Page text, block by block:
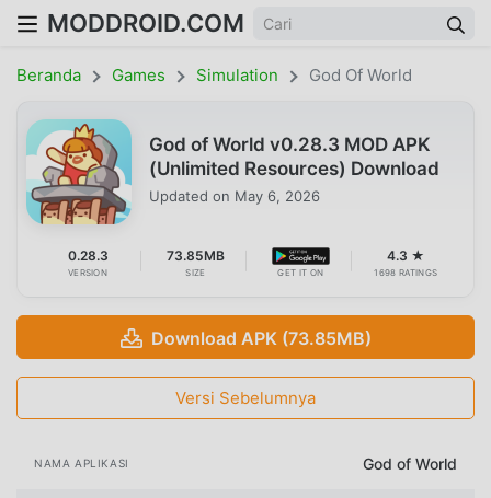
MODDROID.COM
Beranda Games Simulation God Of World
God of World v0.28.3 MOD APK
(Unlimited Resources) Download
Updated on May 6, 2026
0.28.3
VERSION
73.85MB
SIZE GET IT ON
4.3 ★
1698 RATINGS
Download APK (73.85MB)
Versi Sebelumnya
NAMA APLIKASI God of World